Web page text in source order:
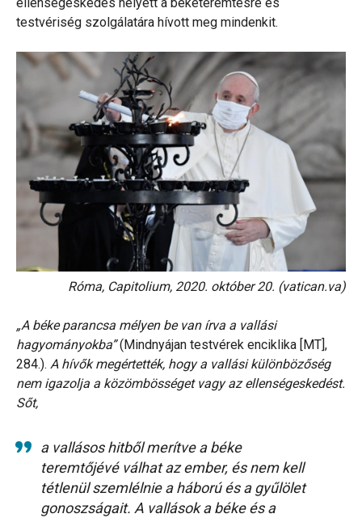
ellenségeskedés helyett a béketeremtésre és
testvériség szolgálatára hívott meg mindenkit.
Róma, Capitolium, 2020. október 20. (vatican.va)
„A béke parancsa mélyen be van írva a vallási
hagyományokba”(Mindnyájan testvérek enciklika [MT],
284.). A hívők megértették, hogy a vallási különbözőség
nem igazolja a közömbösséget vagy az ellenségeskedést.
Sőt,
a vallásos hitből merítve a béke
teremtőjévé válhat az ember, és nem kell
tétlenül szemlélnie a háború és a gyűlölet
gonoszságait. A vallások a béke és a